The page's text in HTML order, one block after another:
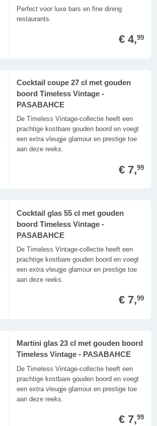
Perfect voor luxe bars en fine dining
restaurants.
€ 4,99
Cocktail coupe 27 cl met gouden
boord Timeless Vintage -
PASABAHCE
De Timeless Vintage-collectie heeft een
prachtige kostbare gouden boord en voegt
een extra vleugje glamour en prestige toe
aan deze reeks.
€ 7,99
Cocktail glas 55 cl met gouden
boord Timeless Vintage -
PASABAHCE
De Timeless Vintage-collectie heeft een
prachtige kostbare gouden boord en voegt
een extra vleugje glamour en prestige toe
aan deze reeks.
€ 7,99
Martini glas 23 cl met gouden boord
Timeless Vintage - PASABAHCE
De Timeless Vintage-collectie heeft een
prachtige kostbare gouden boord en voegt
een extra vleugje glamour en prestige toe
aan deze reeks.
€ 7,99